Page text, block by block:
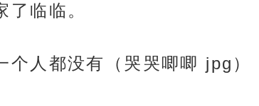
了临临。
个人都没有（哭哭唧唧 jpg）